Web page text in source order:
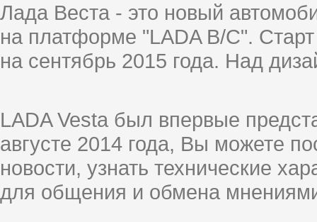
Лада Веста - это новый
на платформе "LADA B/C".
на сентябрь 2015 года. Над
LADA Vesta был впервые
августе 2014 года, Вы можете
новости, узнать технические
для общения и обмена